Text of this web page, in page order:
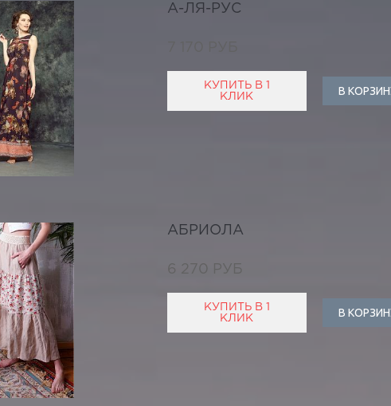
А-ЛЯ-РУС
КУПИТЬ В 1
КЛИК
В
АБРИОЛА
6 270 РУБ
КУПИТЬ В 1
КЛИК
В